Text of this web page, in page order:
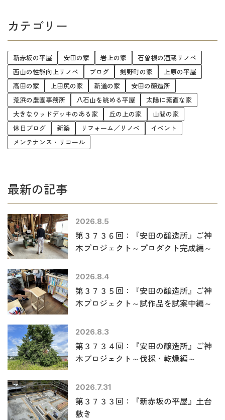
カテゴリー
新赤坂の平屋 安田の家 岩上の家
石曽根の酒蔵リノベ
西山の性能向上リノベ
ブログ 剣野町の家
上原の平屋
高田の家
上田尻の家 新道の家
安田の醸造所
荒浜の農園事務所
八石山を眺める平屋
太陽に素直な家
大きなウッドデッキのある家
丘の上の家
山間の家
休日ブログ
新築 リフォーム／リノベ
イベント
メンテナンス・リコール
最新の記事
2026.8.5
第３７３６回：『安田の醸造所』ご神
木プロジェクト～プロダクト完成編～
2026.8.4
第３７３５回：『安田の醸造所』ご神
木プロジェクト～試作品を試案中編～
2026.8.3
第３７３４回：『安田の醸造所』ご神
木プロジェクト～伐採・乾燥編～
2026.7.31
第３７３３回：『新赤坂の平屋』土台
敷き